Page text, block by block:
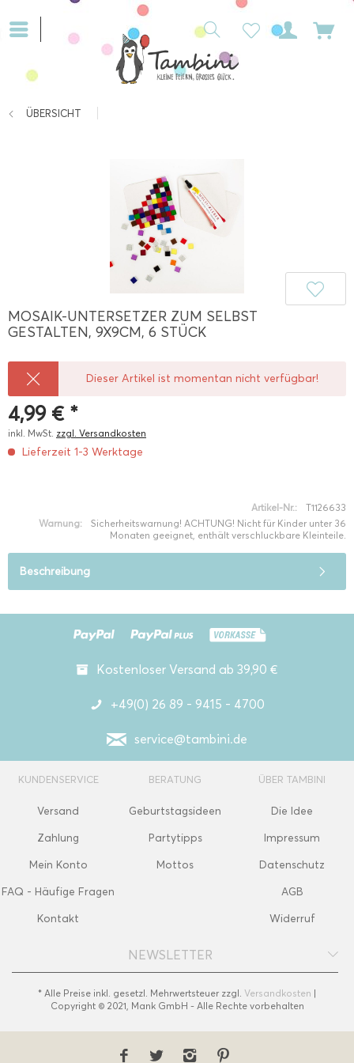
ÜBERSICHT
MOSAIK-UNTERSETZER ZUM SELBST
GESTALTEN, 9X9CM, 6 STÜCK
Dieser Artikel ist momentan nicht verfügbar!
4,99 € *
inkl. MwSt. zzgl. Versandkosten
Lieferzeit 1-3 Werktage
Artikel-Nr.:
T1126633
Warnung:
Sicherheitswarnung! ACHTUNG! Nicht für Kinder unter 36
Monaten geeignet, enthält verschluckbare Kleinteile.
Beschreibung
Kostenloser Versand ab 39,90 €
+49(0) 26 89 - 9415 - 4700
service@tambini.de
KUNDENSERVICE
Versand
Zahlung
Mein Konto
FAQ - Häufige Fragen
Kontakt
BERATUNG
Geburtstagsideen
Partytipps
Mottos
ÜBER TAMBINI
Die Idee
Impressum
Datenschutz
AGB
Widerruf
NEWSLETTER
* Alle Preise inkl. gesetzl. Mehrwertsteuer zzgl. Versandkosten |
Copyright © 2021, Mank GmbH - Alle Rechte vorbehalten